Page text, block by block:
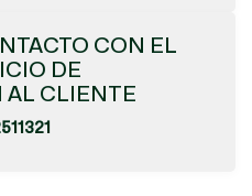
CON EL
DE
AL CLIENTE